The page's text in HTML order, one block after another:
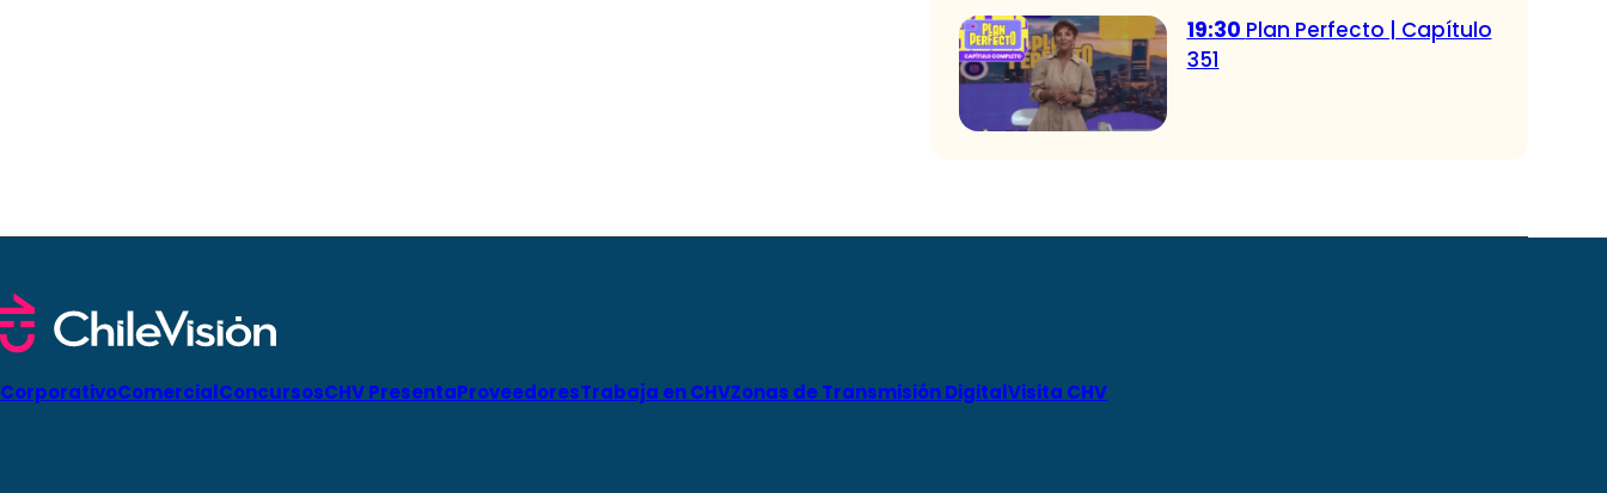
19:30 Plan Perfecto | Capítulo
351
CorporativoComercialConcursosCHV PresentaProveedoresTrabaja en CHVZonas de Transmisión DigitalVisita CHV